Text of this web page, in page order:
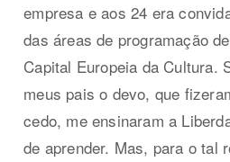
empresa e aos 24 era
das áreas de programação
Capital Europeia da Cultura.
meus pais o devo, que
cedo, me ensinaram a
de aprender. Mas, para o tal